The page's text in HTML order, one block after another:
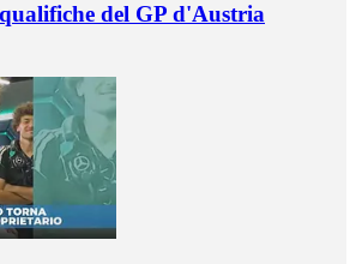
del GP d'Austria